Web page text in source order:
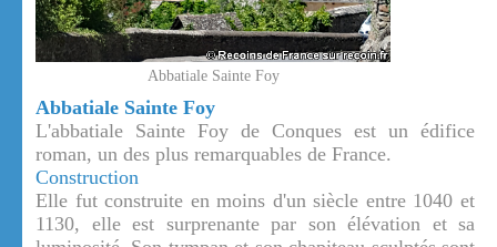
Abbatiale Sainte Foy
Abbatiale Sainte Foy
L'abbatiale Sainte Foy de Conques est un édifice
roman, un des plus remarquables de France.
Construction
Elle fut construite en moins d'un siècle entre 1040 et
1130, elle est surprenante par son élévation et sa